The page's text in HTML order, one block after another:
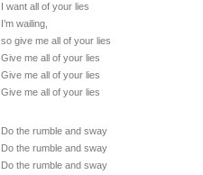
I want all of your lies
I’m wailing,
so give me all of your lies
Give me all of your lies
Give me all of your lies
Give me all of your lies
Do the rumble and sway
Do the rumble and sway
Do the rumble and sway